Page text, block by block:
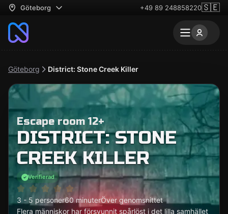
Göteborg +49 89 248858220🇸🇪
Göteborg District: Stone Creek Killer
Escape room 12+
DISTRICT: STONE
CREEK KILLER
Verifierad
3 - 5 personer60 minuterÖver genomsnittet
Flera människor har försvunnit spårlöst i det lilla samhället